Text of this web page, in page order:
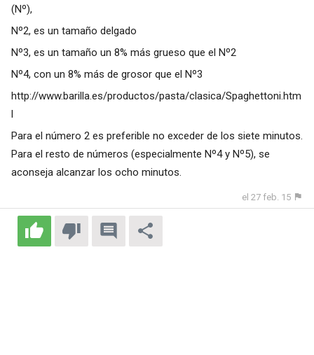
(Nº),
Nº2, es un tamaño delgado
Nº3, es un tamaño un 8% más grueso que el Nº2
Nº4, con un 8% más de grosor que el Nº3
http://www.barilla.es/productos/pasta/clasica/Spaghettoni.htm
l
Para el número 2 es preferible no exceder de los siete minutos.
Para el resto de números (especialmente Nº4 y Nº5), se
aconseja alcanzar los ocho minutos.
el 27 feb. 15